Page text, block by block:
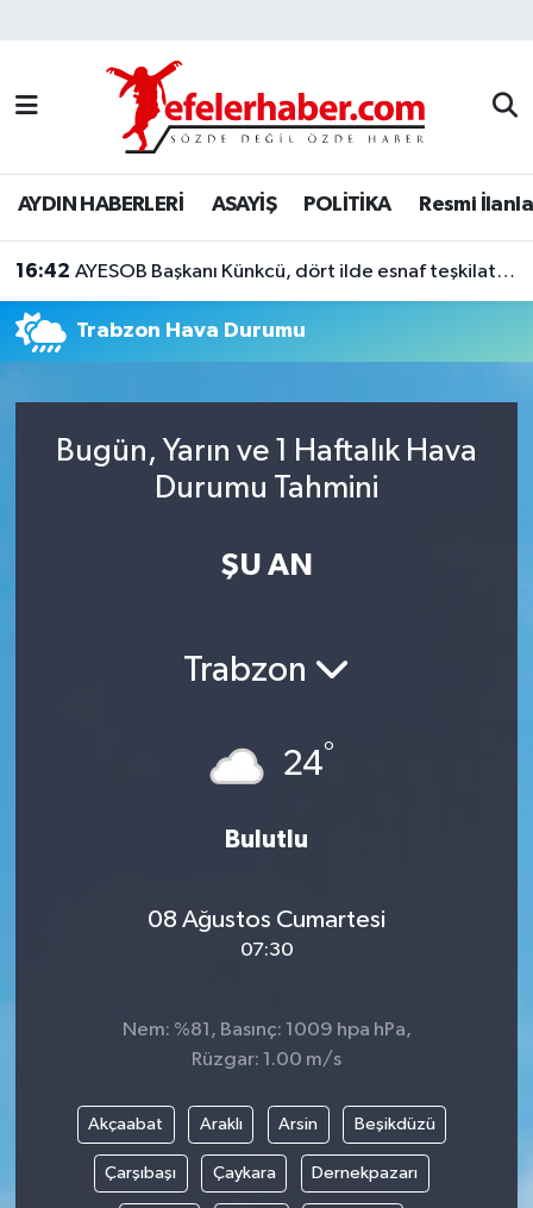
AYDIN HABERLERİ ASAYİŞ POLİTİKA Resmi
16:42 AYESOB Başkanı Künkcü, dört ilde esnaf teşkilatlarıyla buluştu
Trabzon Hava Durumu
Bugün, Yarın ve 1 Haftalık Hava
Durumu Tahmini
ŞU AN
Trabzon
24°
Bulutlu
08 Ağustos Cumartesi
07:30
Nem: %81, Basınç: 1009 hpa hPa,
Rüzgar: 1.00 m/s
Akçaabat Araklı Arsin Beşikdüzü
Çarşıbaşı Çaykara Dernekpazarı
Nöbetçi Eczaneler
Hava Durumu
Aydin Namaz Vakitleri
Trafik Durumu
Süper Lig Puan Durumu ve Fikstür
Son Dakika Haberleri